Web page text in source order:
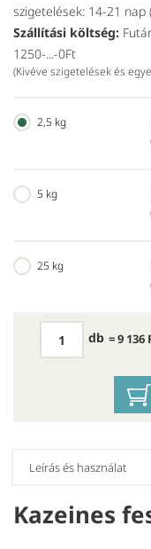
szigetelések: 14-21
Szállítási költség:
1250-...-0Ft
(Kivéve szigetelések és
2,5 kg
5 kg
25 kg
db = 9 136
Kazeines